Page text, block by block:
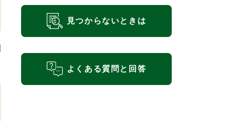
見つからないときは
よくある質問と回答